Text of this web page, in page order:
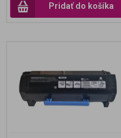
Pridať do košíka